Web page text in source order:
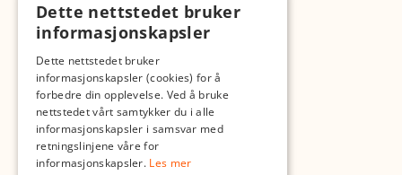
Med forbehold om skrive- og lagerfeil
Dette nettstedet bruker
informasjonskapsler
Dette nettstedet bruker
informasjonskapsler (cookies) for å
forbedre din opplevelse. Ved å bruke
nettstedet vårt samtykker du i alle
informasjonskapsler i samsvar med
retningslinjene våre for
informasjonskapsler. Les mer